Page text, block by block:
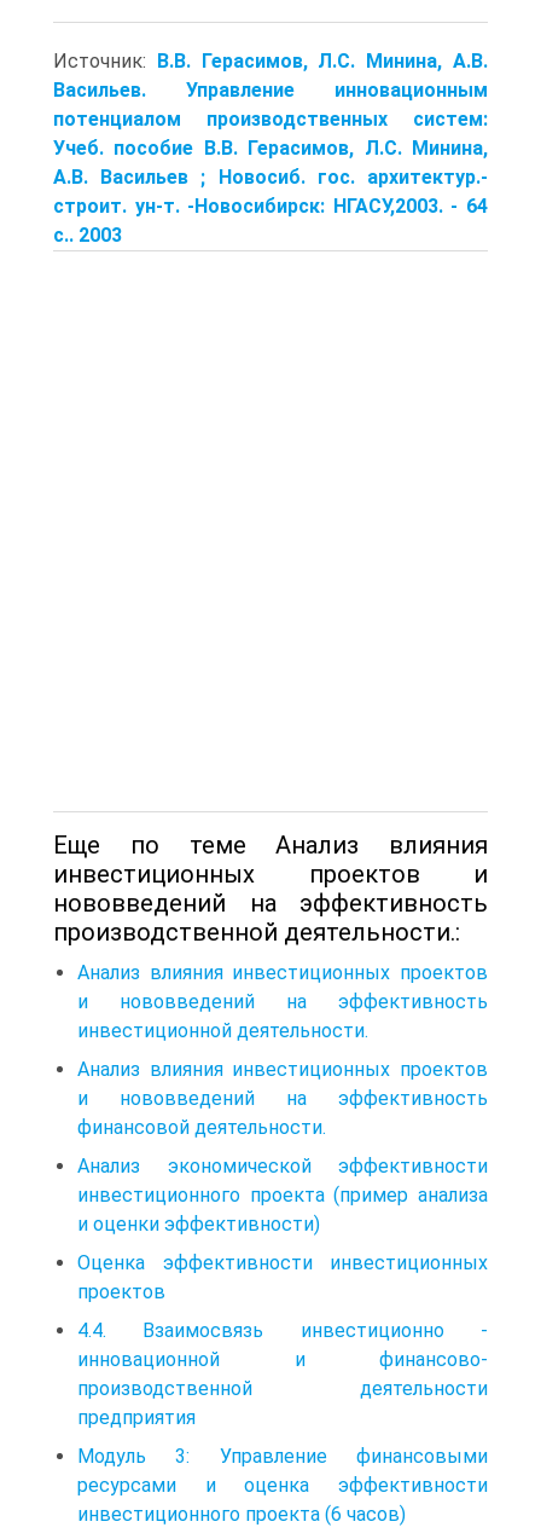
Источник: В.В. Герасимов, Л.С. Минина, А.В.
Васильев. Управление инновационным
потенциалом производственных систем:
Учеб. пособие В.В. Герасимов, Л.С. Минина,
А.В. Васильев ; Новосиб. гос. архитектур.-
строит. ун-т. -Новосибирск: НГАСУ,2003. - 64
с.. 2003
Еще по теме Анализ влияния
инвестиционных проектов и
нововведений на эффективность
производственной деятельности.:
Анализ влияния инвестиционных проектов
и нововведений на эффективность
инвестиционной деятельности.
Анализ влияния инвестиционных проектов
и нововведений на эффективность
финансовой деятельности.
Анализ экономической эффективности
инвестиционного проекта (пример анализа
и оценки эффективности)
Оценка эффективности инвестиционных
проектов
4.4. Взаимосвязь инвестиционно -
инновационной и финансово-
производственной деятельности
предприятия
Модуль 3: Управление финансовыми
ресурсами и оценка эффективности
инвестиционного проекта (6 часов)